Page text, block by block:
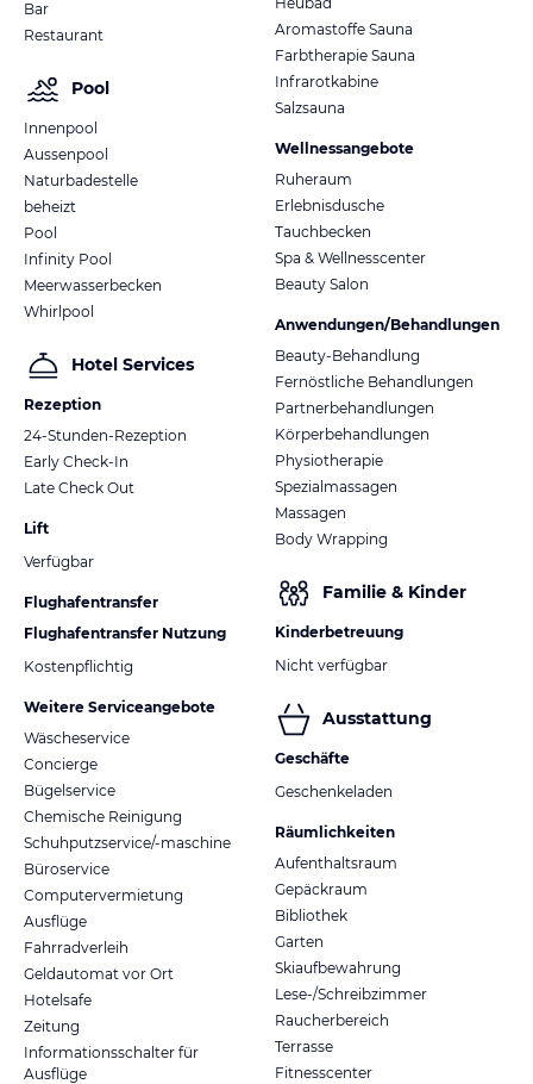
Bar
Restaurant
Pool
Innenpool
Aussenpool
Naturbadestelle
beheizt
Pool
Infinity Pool
Meerwasserbecken
Whirlpool
Hotel Services
Rezeption
24-Stunden-Rezeption
Early Check-In
Late Check Out
Lift
Verfügbar
Flughafentransfer
Flughafentransfer Nutzung
Kostenpflichtig
Weitere Serviceangebote
Wäscheservice
Concierge
Bügelservice
Chemische Reinigung
Schuhputzservice/-maschine
Büroservice
Computervermietung
Ausflüge
Fahrradverleih
Geldautomat vor Ort
Hotelsafe
Zeitung
Informationsschalter für
Ausflüge
Aromastoffe Sauna
Farbtherapie Sauna
Infrarotkabine
Salzsauna
Wellnessangebote
Ruheraum
Erlebnisdusche
Tauchbecken
Spa & Wellnesscenter
Beauty Salon
Anwendungen/Behandlungen
Beauty-Behandlung
Fernöstliche Behandlungen
Partnerbehandlungen
Körperbehandlungen
Physiotherapie
Spezialmassagen
Massagen
Body Wrapping
Familie & Kinder
Kinderbetreuung
Nicht verfügbar
Ausstattung
Geschäfte
Geschenkeladen
Räumlichkeiten
Aufenthaltsraum
Gepäckraum
Bibliothek
Garten
Skiaufbewahrung
Lese-/Schreibzimmer
Raucherbereich
Terrasse
Fitnesscenter